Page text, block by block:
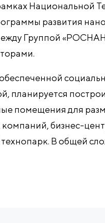
Национальной
развития
Группой
планируется
помещения для
бизнес-
В общей